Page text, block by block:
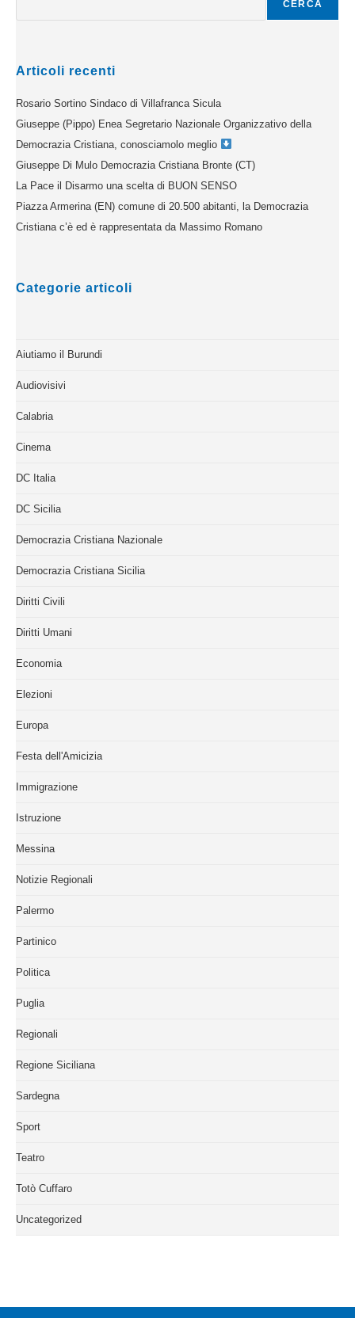
CERCA
Articoli recenti
Rosario Sortino Sindaco di Villafranca Sicula
Giuseppe (Pippo) Enea Segretario Nazionale Organizzativo della
Democrazia Cristiana, conosciamolo meglio
Giuseppe Di Mulo Democrazia Cristiana Bronte (CT)
La Pace il Disarmo una scelta di BUON SENSO
Piazza Armerina (EN) comune di 20.500 abitanti, la Democrazia
Cristiana c’è ed è rappresentata da Massimo Romano
Categorie articoli
Aiutiamo il Burundi
Audiovisivi
Calabria
Cinema
DC Italia
DC Sicilia
Democrazia Cristiana Nazionale
Democrazia Cristiana Sicilia
Diritti Civili
Diritti Umani
Economia
Elezioni
Europa
Festa dell'Amicizia
Immigrazione
Istruzione
Messina
Notizie Regionali
Palermo
Partinico
Politica
Puglia
Regionali
Regione Siciliana
Sardegna
Sport
Teatro
Totò Cuffaro
Uncategorized